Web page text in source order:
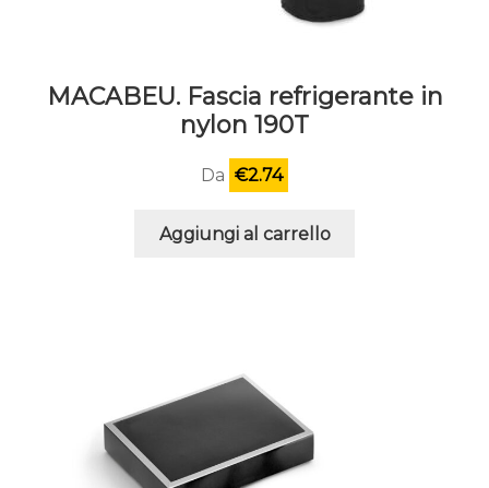
MACABEU. Fascia refrigerante in
nylon 190T
Da €2.74
Aggiungi al carrello